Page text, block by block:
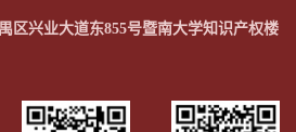
区兴业大道东855号暨南大学知识产权楼